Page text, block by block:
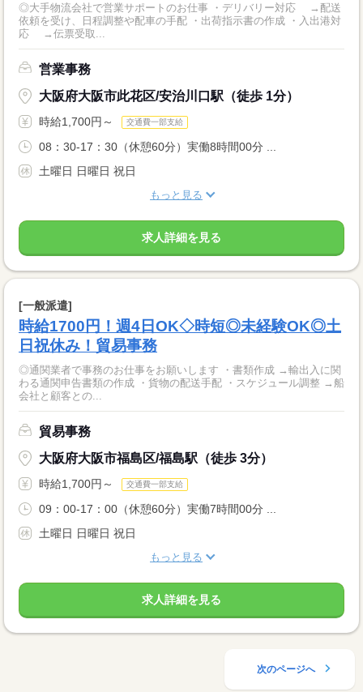
◎大手物流会社で営業サポートのお仕事 ・デリバリー対応 →配送
依頼を受け、日程調整や配車の手配 ・出荷指示書の作成 ・入出港対
応 →伝票受取...
営業事務
大阪府大阪市此花区/安治川口駅（徒歩 1分）
時給1,700円～ 交通費一部支給
08：30-17：30（休憩60分）実働8時間00分 ...
土曜日 日曜日 祝日
もっと見る
求人詳細を見る
[一般派遣]
時給1700円！週4日OK◇時短◎未経験OK◎土
日祝休み！貿易事務
◎通関業者で事務のお仕事をお願いします ・書類作成 →輸出入に関
わる通関申告書類の作成 ・貨物の配送手配 ・スケジュール調整 →船
会社と顧客との...
貿易事務
大阪府大阪市福島区/福島駅（徒歩 3分）
時給1,700円～ 交通費一部支給
09：00-17：00（休憩60分）実働7時間00分 ...
土曜日 日曜日 祝日
もっと見る
求人詳細を見る
次のページへ